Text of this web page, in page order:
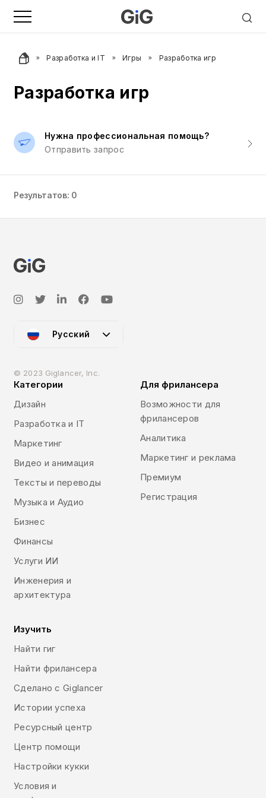
Разработка и IT Игры Разработка игр
Разработка игр
Нужна профессиональная помощь?
Отправить запрос
Результатов: 0
Русский
© 2023 Giglancer, Inc.
Категории
Дизайн
Разработка и IT
Маркетинг
Видео и анимация
Тексты и переводы
Музыка и Аудио
Бизнес
Финансы
Услуги ИИ
Инженерия и
архитектура
Для фрилансера
Возможности для
фрилансеров
Аналитика
Маркетинг и реклама
Премиум
Регистрация
Изучить
Найти гиг
Найти фрилансера
Сделано с Giglancer
Истории успеха
Ресурсный центр
Центр помощи
Настройки кукки
Условия и